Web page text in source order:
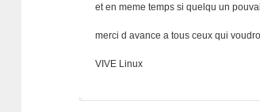
et en meme temps si quelqu un
merci d avance a tous ceux qui
VIVE Linux